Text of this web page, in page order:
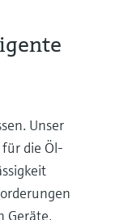
Unser
die Öl-
Geräte,